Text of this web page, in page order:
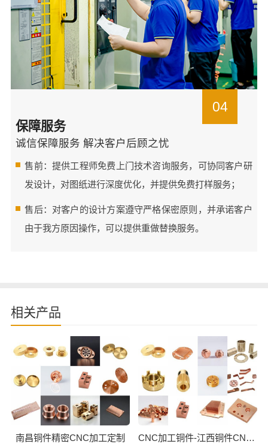
04
保障服务
诚信保障服务 解决客户后顾之忧
售前：提供工程师免费上门技术咨询服务，可协同客户研
发设计，对图纸进行深度优化，并提供免费打样服务；
售后：对客户的设计方案遵守严格保密原则，并承诺客户
由于我方原因操作，可以提供重做替换服务。
相关产品
南昌铜件精密CNC加工定制 CNC加工铜件-江西铜件CNC批量加工